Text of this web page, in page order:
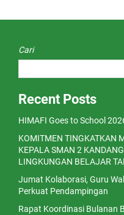
Cari
Recent Posts
HIMAFI Goes to School
KOMITMEN TINGKATKAN
KEPALA SMAN 2
LINGKUNGAN BELAJAR
Jumat Kolaborasi, Guru
Perkuat Pendampingan
Rapat Koordinasi Bulanan